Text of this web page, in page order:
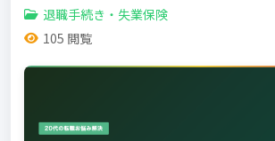
退職手続き・失業保険
105 閲覧